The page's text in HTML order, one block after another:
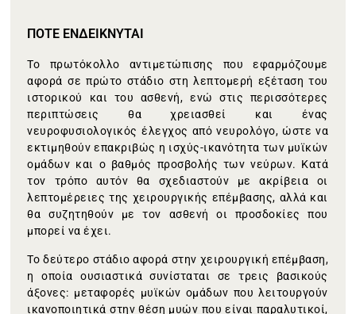
ΠΟΤΕ ΕΝΔΕΙΚΝΥΤΑΙ
Το πρωτόκολλο αντιμετώπισης που εφαρμόζουμε
αφορά σε πρώτο στάδιο στη λεπτομερή εξέταση του
ιστορικού και του ασθενή, ενώ στις περισσότερες
περιπτώσεις θα χρειασθεί και ένας
νευροφυσιολογικός έλεγχος από νευρολόγο, ώστε να
εκτιμηθούν επακριβώς η ισχύς-ικανότητα των μυϊκών
ομάδων και ο βαθμός προσβολής των νεύρων. Κατά
τον τρόπο αυτόν θα σχεδιαστούν με ακρίβεια οι
λεπτομέρειες της χειρουργικής επέμβασης, αλλά και
θα συζητηθούν με τον ασθενή οι προσδοκίες που
μπορεί να έχει.
Το δεύτερο στάδιο αφορά στην χειρουργική επέμβαση,
η οποία ουσιαστικά συνίσταται σε τρεις βασικούς
άξονες: μεταφορές μυϊκών ομάδων που λειτουργούν
ικανοποιητικά στην θέση μυών που είναι παραλυτικοί,